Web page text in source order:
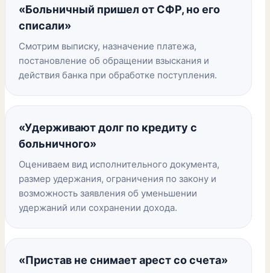
«Больничный пришел от СФР, но его
списали»
Смотрим выписку, назначение платежа,
постановление об обращении взыскания и
действия банка при обработке поступления.
«Удерживают долг по кредиту с
больничного»
Оцениваем вид исполнительного документа,
размер удержания, ограничения по закону и
возможность заявления об уменьшении
удержаний или сохранении дохода.
«Пристав не снимает арест со счета»